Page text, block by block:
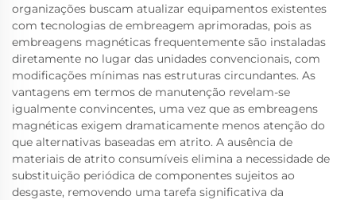
organizações buscam atualizar equipamentos existentes
com tecnologias de embreagem aprimoradas, pois as
embreagens magnéticas frequentemente são instaladas
diretamente no lugar das unidades convencionais, com
modificações mínimas nas estruturas circundantes. As
vantagens em termos de manutenção revelam-se
igualmente convincentes, uma vez que as embreagens
magnéticas exigem dramaticamente menos atenção do
que alternativas baseadas em atrito. A ausência de
materiais de atrito consumíveis elimina a necessidade de
substituição periódica de componentes sujeitos ao
desgaste, removendo uma tarefa significativa da